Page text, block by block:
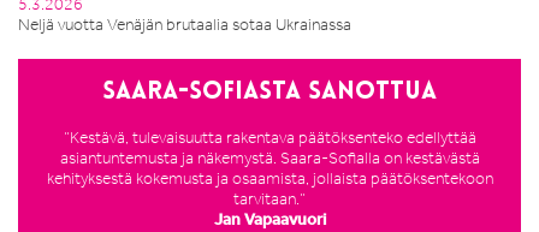
5.3.2026
Neljä vuotta Venäjän brutaalia sotaa Ukrainassa
Saara-Sofiasta sanottua
”Kestävä, tulevaisuutta rakentava päätöksenteko edellyttää
asiantuntemusta ja näkemystä. Saara-Sofialla on kestävästä
kehityksestä kokemusta ja osaamista, jollaista päätöksentekoon
tarvitaan.”
Jan Vapaavuori